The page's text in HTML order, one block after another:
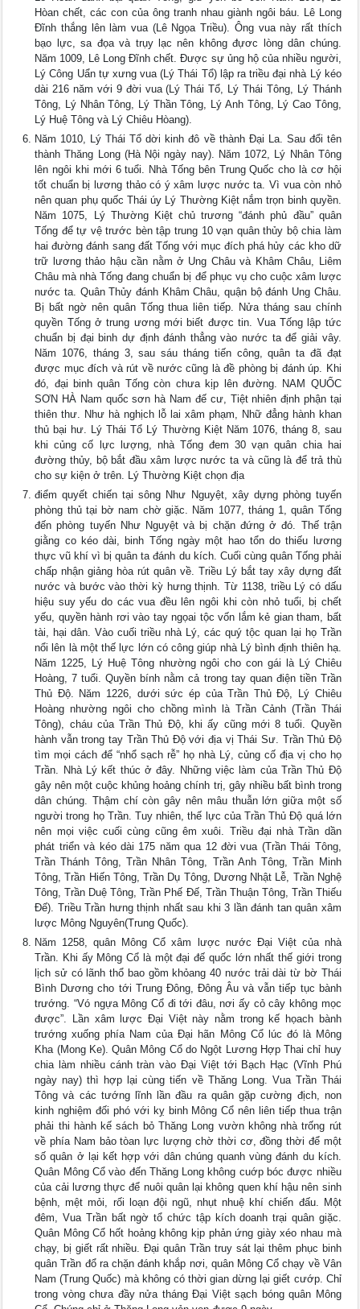
Hòan chết, các con của ông tranh nhau giành ngôi báu. Lê Long
Đĩnh thắng lên làm vua (Lê Ngọa Triều). Ông vua này rất thích
bạo lực, sa đọa và trụy lạc nên không đựơc lòng dân chúng.
Năm 1009, Lê Long Đĩnh chết. Được sự ủng hộ của nhiều người,
Lý Công Uẩn tự xưng vua (Lý Thái Tổ) lập ra triều đại nhà Lý kéo
dài 216 năm với 9 đời vua (Lý Thái Tổ, Lý Thái Tông, Lý Thánh
Tông, Lý Nhân Tông, Lý Thần Tông, Lý Anh Tông, Lý Cao Tông,
Lý Huệ Tông và Lý Chiêu Hòang).
Năm 1010, Lý Thái Tổ dời kinh đô về thành Đại La. Sau đổi tên
thành Thăng Long (Hà Nội ngày nay). Năm 1072, Lý Nhân Tông
lên ngôi khi mới 6 tuổi. Nhà Tống bên Trung Quốc cho là cơ hội
tốt chuẩn bị lương thảo có ý xâm lược nước ta. Vì vua còn nhỏ
nên quan phụ quốc Thái úy Lý Thường Kiệt nắm trọn binh quyền.
Năm 1075, Lý Thường Kiệt chủ trương “đánh phủ đầu” quân
Tống để tự vệ trước bèn tập trung 10 vạn quân thủy bộ chia làm
hai đường đánh sang đất Tống với mục đích phá hủy các kho dữ
trữ lương thảo hậu cần nằm ở Ung Châu và Khâm Châu, Liêm
Châu mà nhà Tống đang chuẩn bị để phục vụ cho cuộc xâm lược
nước ta. Quân Thủy đánh Khâm Châu, quận bộ đánh Ung Châu.
Bị bất ngờ nên quân Tống thua liên tiếp. Nửa tháng sau chính
quyền Tống ở trung ương mới biết được tin. Vua Tống lập tức
chuẩn bị đại binh dự định đánh thẳng vào nước ta để giải vây.
Năm 1076, tháng 3, sau sáu tháng tiến công, quân ta đã đạt
được mục đích và rút về nước cũng là đề phòng bị đánh úp. Khi
đó, đại binh quân Tống còn chưa kịp lên đường. NAM QUỐC
SƠN HÀ Nam quốc sơn hà Nam đế cư, Tiệt nhiên định phận tại
thiên thư. Như hà nghịch lỗ lai xâm phạm, Nhữ đẳng hành khan
thủ bại hư. Lý Thái Tổ Lý Thường Kiệt Năm 1076, tháng 8, sau
khi củng cố lực lượng, nhà Tống đem 30 vạn quân chia hai
đường thủy, bộ bắt đầu xâm lược nước ta và cũng là để trả thù
cho sự kiện ở trên. Lý Thường Kiệt chọn địa
điểm quyết chiến tại sông Như Nguyệt, xây dựng phòng tuyến
phòng thủ tại bờ nam chờ giặc. Năm 1077, tháng 1, quân Tống
đến phòng tuyến Như Nguyệt và bị chặn đứng ở đó. Thế trận
giằng co kéo dài, binh Tống ngày một hao tổn do thiếu lương
thực vũ khí vì bị quân ta đánh du kích. Cuối cùng quân Tống phải
chấp nhận giảng hòa rút quân về. Triều Lý bắt tay xây dựng đất
nước và bước vào thời kỳ hưng thịnh. Từ 1138, triều Lý có dấu
hiệu suy yếu do các vua đều lên ngôi khi còn nhỏ tuổi, bị chết
yếu, quyền hành rơi vào tay ngọai tộc vốn lắm kẻ gian tham, bất
tài, hại dân. Vào cuối triều nhà Lý, các quý tộc quan lại họ Trần
nổi lên là một thế lực lớn có công giúp nhà Lý bình định thiên hạ.
Năm 1225, Lý Huệ Tông nhường ngôi cho con gái là Lý Chiêu
Hoàng, 7 tuổi. Quyền bính nằm cả trong tay quan điện tiền Trần
Thủ Độ. Năm 1226, dưới sức ép của Trần Thủ Độ, Lý Chiêu
Hoàng nhường ngôi cho chồng mình là Trần Cảnh (Trần Thái
Tông), cháu của Trần Thủ Độ, khi ấy cũng mới 8 tuổi. Quyền
hành vẫn trong tay Trần Thủ Độ với địa vị Thái Sư. Trần Thủ Độ
tìm mọi cách để “nhổ sạch rễ” họ nhà Lý, củng cố địa vị cho họ
Trần. Nhà Lý kết thúc ở đây. Những việc làm của Trần Thủ Độ
gây nên một cuộc khủng hoảng chính trị, gây nhiều bất bình trong
dân chúng. Thậm chí còn gây nên mâu thuẫn lớn giữa một số
người trong họ Trần. Tuy nhiên, thế lực của Trần Thủ Độ quá lớn
nên mọi việc cuối cùng cũng êm xuôi. Triều đại nhà Trần dần
phát triển và kéo dài 175 năm qua 12 đời vua (Trần Thái Tông,
Trần Thánh Tông, Trần Nhân Tông, Trần Anh Tông, Trần Minh
Tông, Trần Hiến Tông, Trần Dụ Tông, Dương Nhật Lễ, Trần Nghệ
Tông, Trần Duệ Tông, Trần Phế Đế, Trần Thuận Tông, Trần Thiếu
Đế). Triều Trần hưng thịnh nhất sau khi 3 lần đánh tan quân xâm
lược Mông Nguyên(Trung Quốc).
Năm 1258, quân Mông Cổ xâm lược nước Đại Việt của nhà
Trần. Khi ấy Mông Cổ là một đại đế quốc lớn nhất thế giới trong
lịch sử có lãnh thổ bao gồm khỏang 40 nước trải dài từ bờ Thái
Bình Dương cho tới Trung Đông, Đông Âu và vẫn tiếp tục bành
trướng. “Vó ngựa Mông Cổ đi tới đâu, nơi ấy cỏ cây không mọc
được”. Lần xâm lược Đại Việt này nằm trong kế họach bành
trướng xuống phía Nam của Đại hãn Mông Cổ lúc đó là Mông
Kha (Mong Ke). Quân Mông Cổ do Ngột Lương Hợp Thai chỉ huy
chia làm nhiều cánh tràn vào Đại Việt tới Bạch Hạc (Vĩnh Phú
ngày nay) thì hợp lại cùng tiến về Thăng Long. Vua Trần Thái
Tông và các tướng lĩnh lần đầu ra quân gặp cường địch, non
kinh nghiệm đối phó với kỵ binh Mông Cổ nên liên tiếp thua trận
phải thi hành kế sách bỏ Thăng Long vườn không nhà trống rút
về phía Nam bảo tòan lực lượng chờ thời cơ, đồng thời để một
số quân ở lại kết hợp với dân chúng quanh vùng đánh du kích.
Quân Mông Cổ vào đến Thăng Long không cuớp bóc được nhiều
của cải lương thực để nuôi quân lại không quen khí hậu nên sinh
bệnh, mệt mỏi, rối loạn đội ngũ, nhụt nhuệ khí chiến đấu. Một
đêm, Vua Trần bất ngờ tổ chức tập kích doanh trại quân giặc.
Quân Mông Cổ hốt hoảng không kịp phản ứng giày xéo nhau mà
chạy, bị giết rất nhiều. Đại quân Trần truy sát lại thêm phục binh
quân Trần đổ ra chặn đánh khắp nơi, quân Mông Cổ chạy về Vân
Nam (Trung Quốc) mà không có thời gian dừng lại giết cướp. Chỉ
trong vòng chưa đầy nửa tháng Đại Việt sạch bóng quân Mông